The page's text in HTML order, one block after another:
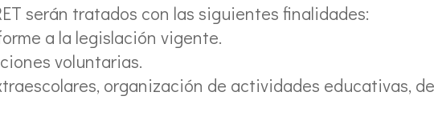
serán tratados con las siguientes finalidades:
a la legislación vigente.
voluntarias.
organización de actividades educativas,